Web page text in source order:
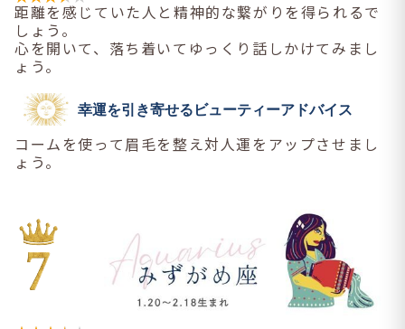
距離を感じていた人と精神的な繋がりを得られるで
しょう。
心を開いて、落ち着いてゆっくり話しかけてみまし
ょう。
幸運を引き寄せるビューティーアドバイス
コームを使って眉毛を整え対人運をアップさせまし
ょう。